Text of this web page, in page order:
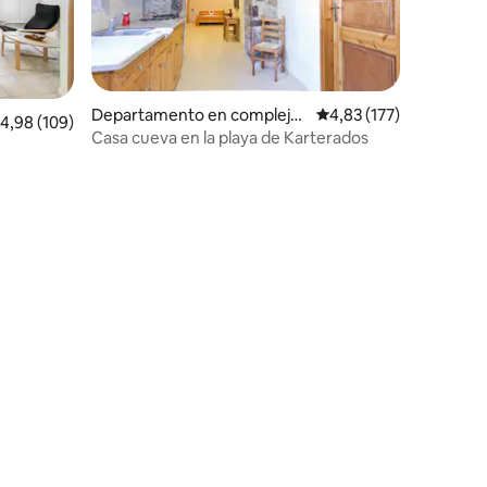
promedio: 4,98 de 5. 109 evaluaciones
4,98 (109)
Departamento en complejo
residencial en Karterados
Calificación promedio:
4,83 (177)
Casa cueva en la playa de Karterados